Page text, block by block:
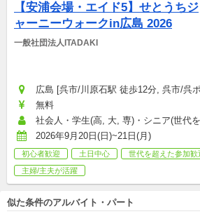
【安浦会場・エイド5】せとうちジ
ャーニーウォークin広島 2026
一般社団法人ITADAKI
広島 [呉市/川原石駅 徒歩12分, 呉市/呉
無料
社会人・学生(高, 大, 専)・シニア(世代
2026年9月20日(日)~21日(月)
初心者歓迎 土日中心 世代を超えた参加歓
主婦/主夫が活躍
似た条件のアルバイト・パート